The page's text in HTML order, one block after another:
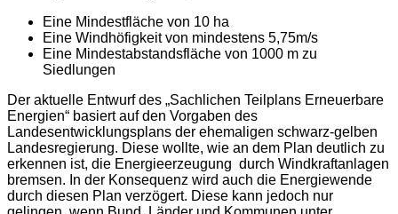
Eine Mindestfläche von 10 ha
Eine Windhöfigkeit von mindestens 5,75m/s
Eine Mindestabstandsfläche von 1000 m zu
Siedlungen
Der aktuelle Entwurf des „Sachlichen Teilplans Erneuerbare
Energien“ basiert auf den Vorgaben des
Landesentwicklungsplans der ehemaligen schwarz-gelben
Landesregierung. Diese wollte, wie an dem Plan deutlich zu
erkennen ist, die Energieerzeugung durch Windkraftanlagen
bremsen. In der Konsequenz wird auch die Energiewende
durch diesen Plan verzögert. Diese kann jedoch nur